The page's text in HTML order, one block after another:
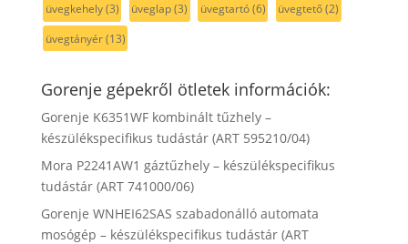
üvegkehely(3) üveglap(3) üvegtartó(6) üvegtető(2)
üvegtányér(13)
Gorenje gépekről ötletek információk:
Gorenje K6351WF kombinált tűzhely –
készülékspecifikus tudástár (ART 595210/04)
Mora P2241AW1 gáztűzhely – készülékspecifikus
tudástár (ART 741000/06)
Gorenje WNHEI62SAS szabadonálló automata
mosógép – készülékspecifikus tudástár (ART